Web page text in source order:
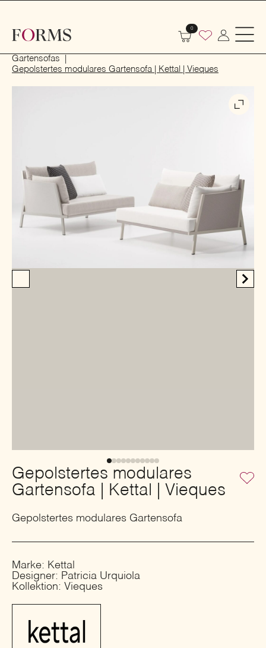
0
Gartensofas
Gepolstertes modulares Gartensofa | Kettal | Vieques
Gepolstertes modulares
Gartensofa | Kettal | Vieques
Gepolstertes modulares Gartensofa
Marke: Kettal
Designer: Patricia Urquiola
Kollektion: Vieques